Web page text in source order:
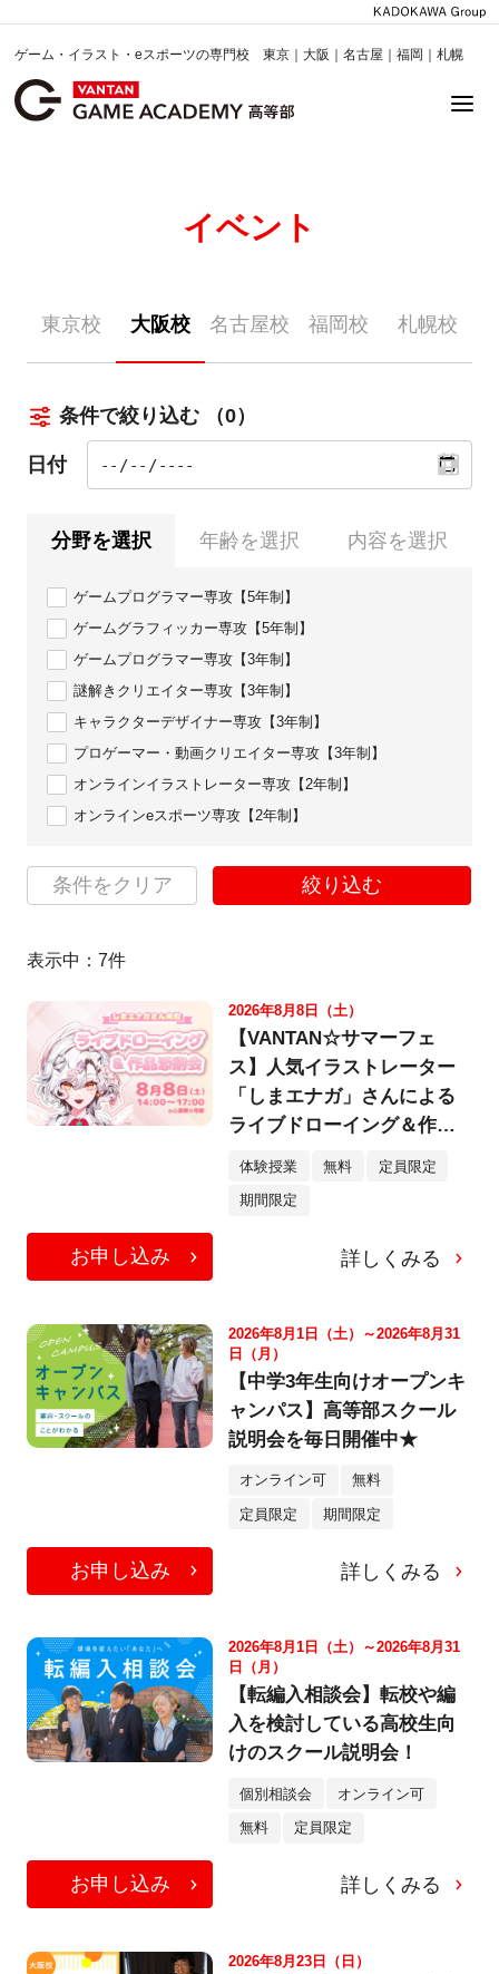
ゲーム・イラスト・eスポーツの専門校 東京｜大阪｜名古屋｜福岡｜札幌
イベント
東京校 大阪校 名古屋校 福岡校 札幌校
条件で絞り込む （0）
日付
分野を選択 年齢を選択 内容を選択
ゲームプログラマー専攻【5年制】
ゲームグラフィッカー専攻【5年制】
ゲームプログラマー専攻【3年制】
謎解きクリエイター専攻【3年制】
キャラクターデザイナー専攻【3年制】
プロゲーマー・動画クリエイター専攻【3年制】
オンラインイラストレーター専攻【2年制】
オンラインeスポーツ専攻【2年制】
条件をクリア 絞り込む
表示中： 7件
2026年8月8日（土）
【VANTAN☆サマーフェ
ス】人気イラストレーター
「しまエナガ」さんによる
ライブドローイング＆作品
添削会
体験授業 無料 定員限定
期間限定
お申し込み 詳しくみる
2026年8月1日（土）～2026年8月31
日（月）
【中学3年生向けオープンキ
ャンパス】高等部スクール
説明会を毎日開催中★
オンライン可 無料
定員限定 期間限定
お申し込み 詳しくみる
2026年8月1日（土）～2026年8月31
日（月）
【転編入相談会】転校や編
入を検討している高校生向
けのスクール説明会！
個別相談会 オンライン可
無料 定員限定
お申し込み 詳しくみる
2026年8月23日（日）